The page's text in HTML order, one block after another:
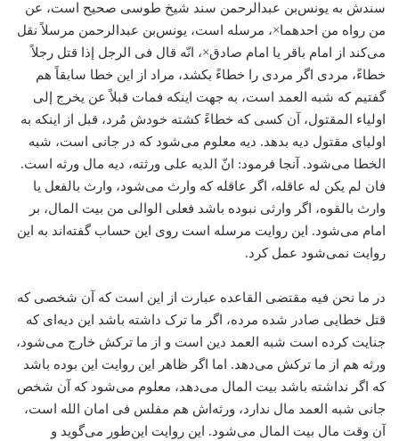
سندش به یونس‌بن عبدالرحمن سند شیخ طوسی صحیح است، عن
من رواه من احدهما×، مرسله است، یونس‌بن عبدالرحمن مرسلاً نقل
می‌کند از امام باقر یا امام صادق×، انّه قال فی الرجل إذا قتل رجلاً
خطاءً، مردی اگر مردی را خطاءً بکشد، مراد از این خطا سابقاً هم
گفتیم که شبه العمد است، به جهت اینکه فمات قبلاً عن یخرج إلی
اولیاء المقتول، آن کسی که خطاءً کشته خودش مُرد، قبل از اینکه به
اولیای مقتول دیه بدهد. دیه معلوم می‌شود که در جانی است، شبه
الخطا می‌شود. آنجا فرمود: انّ الدیه علی ورثته، دیه مال ورثه است.
فان لم یکن له عاقله، اگر عاقله که وارث می‌شود، وارث بالفعل یا
وارث بالقوه، اگر وارثی نبوده باشد فعلی الوالی من بیت المال، بر
امام می‌شود. این روایت مرسله است روی این حساب گفته‌اند به این
روایت نمی‌شود عمل کرد.
در ما نحن فیه مقتضی القاعده عبارت از این است که آن شخصی که
قتل خطایی صادر شده مرده، اگر ما ترک داشته باشد این دیه‌ای که
جنایت کرده است شبه العمد دین است و از ما ترکش خارج می‌شود،
ورثه هم از ما ترکش می‌دهد. اما اگر ظاهر این روایت این بوده باشد
که اگر نداشته باشد بیت المال می‌دهد، معلوم می‌شود که آن شخص
جانی شبه العمد مال ندارد، ورثه‌اش هم مفلس فی امان الله است،
آن وقت مال بیت المال می‌شود. این روایت این‌طور می‌گوید و